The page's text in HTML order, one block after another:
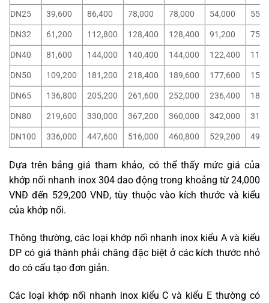
DN25
39,600 86,400 78,000 78,000 54,000
DN32
61,200 112,800 128,400 128,400 91,200
DN40
81,600 144,000 140,400 144,000 122,400
DN50
109,200 181,200 218,400 189,600 177,600
DN65
136,800 205,200 261,600 252,000 236,400
DN80
219,600 330,000 367,200 360,000 342,000
DN100
336,000 447,600 516,000 460,800 529,200
Dựa trên bảng giá tham khảo, có thể thấy mức giá của
khớp nối nhanh inox 304 dao động trong khoảng từ 24,000
VNĐ đến 529,200 VNĐ, tùy thuộc vào kích thước và kiểu
của khớp nối.
Thông thường, các loại khớp nối nhanh inox kiểu A và kiểu
DP có giá thành phải chăng đặc biệt ở các kích thước nhỏ
do có cấu tạo đơn giản.
Các loại khớp nối nhanh inox kiểu C và kiểu E thường có